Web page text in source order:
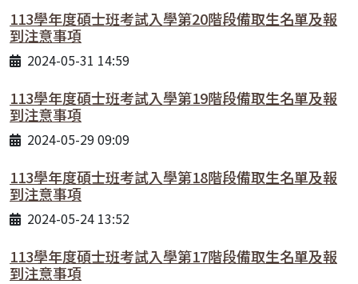
113學年度碩士班考試入學第20階段備取生名單及報
到注意事項
2024-05-31 14:59
113學年度碩士班考試入學第19階段備取生名單及報
到注意事項
2024-05-29 09:09
113學年度碩士班考試入學第18階段備取生名單及報
到注意事項
2024-05-24 13:52
113學年度碩士班考試入學第17階段備取生名單及報
到注意事項